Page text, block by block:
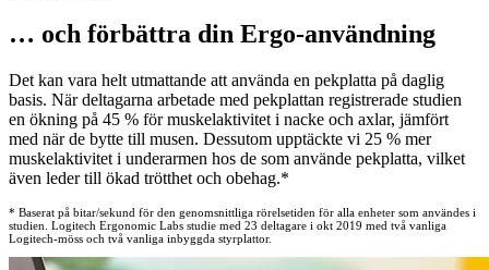
… och förbättra din Ergo-användning
Det kan vara helt utmattande att använda en pekplatta på daglig
basis. När deltagarna arbetade med pekplattan registrerade studien
en ökning på 45 % för muskelaktivitet i nacke och axlar, jämfört
med när de bytte till musen. Dessutom upptäckte vi 25 % mer
muskelaktivitet i underarmen hos de som använde pekplatta, vilket
även leder till ökad trötthet och obehag.*
* Baserat på bitar/sekund för den genomsnittliga rörelsetiden för alla enheter som användes i
studien. Logitech Ergonomic Labs studie med 23 deltagare i okt 2019 med två vanliga
Logitech-möss och två vanliga inbyggda styrplattor.